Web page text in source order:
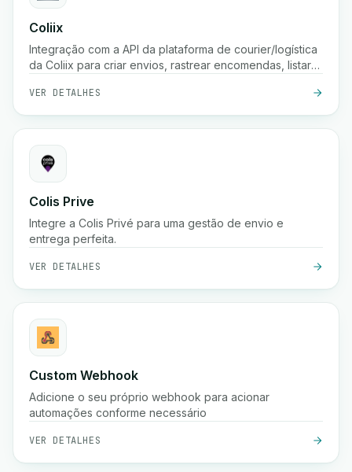
Coliix
Integração com a API da plataforma de courier/logística
da Coliix para criar envios, rastrear encomendas, listar
VER DETALHES
Colis Prive
Integre a Colis Privé para uma gestão de envio e
entrega perfeita.
VER DETALHES
Custom Webhook
Adicione o seu próprio webhook para acionar
automações conforme necessário
VER DETALHES